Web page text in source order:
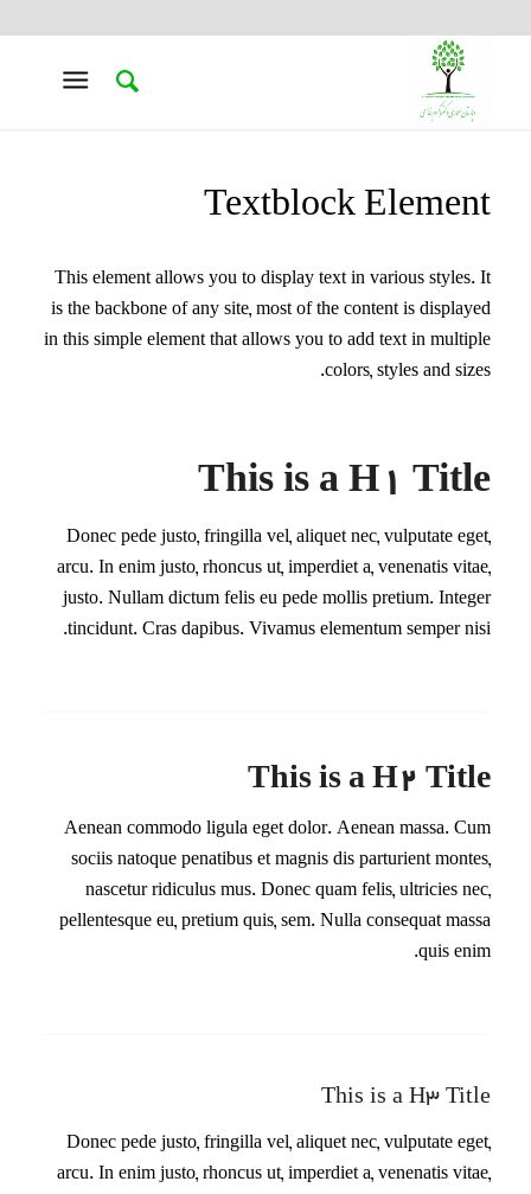
Textblock Element
This element allows you to display text in various styles. It
is the backbone of any site, most of the content is displayed
in this simple element that allows you to add text in multiple
colors, styles and sizes.
This is a H1 Title
Donec pede justo, fringilla vel, aliquet nec, vulputate eget,
arcu. In enim justo, rhoncus ut, imperdiet a, venenatis vitae,
justo. Nullam dictum felis eu pede mollis pretium. Integer
tincidunt. Cras dapibus. Vivamus elementum semper nisi.
This is a H2 Title
Aenean commodo ligula eget dolor. Aenean massa. Cum
sociis natoque penatibus et magnis dis parturient montes,
nascetur ridiculus mus. Donec quam felis, ultricies nec,
pellentesque eu, pretium quis, sem. Nulla consequat massa
quis enim.
This is a H3 Title
Donec pede justo, fringilla vel, aliquet nec, vulputate eget,
arcu. In enim justo, rhoncus ut, imperdiet a, venenatis vitae,